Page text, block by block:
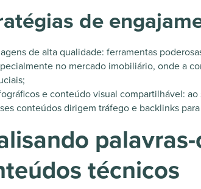
de
de alta qualidade: ferramentas
no mercado imobiliário, onde a
e conteúdo visual compartilhável:
conteúdos dirigem tráfego e backlinks
técnicos